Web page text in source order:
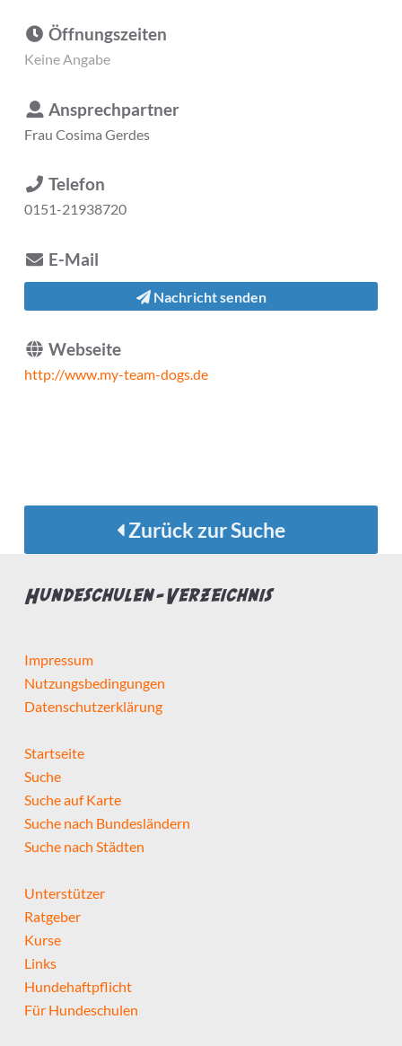
Öffnungszeiten
Keine Angabe
Ansprechpartner
Frau Cosima Gerdes
Telefon
0151-21938720
E-Mail
Nachricht senden
Webseite
http://www.my-team-dogs.de
Zurück zur Suche
Hundeschulen-Verzeichnis
Impressum
Nutzungsbedingungen
Datenschutzerklärung
Startseite
Suche
Suche auf Karte
Suche nach Bundesländern
Suche nach Städten
Unterstützer
Ratgeber
Kurse
Links
Hundehaftpflicht
Für Hundeschulen